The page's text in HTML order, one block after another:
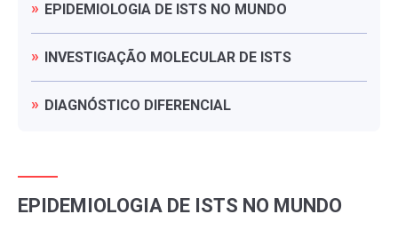
EPIDEMIOLOGIA DE ISTS NO MUNDO
INVESTIGAÇÃO MOLECULAR DE ISTS
DIAGNÓSTICO DIFERENCIAL
EPIDEMIOLOGIA DE ISTS NO MUNDO